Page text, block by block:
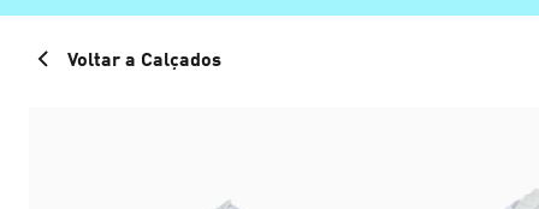
Voltar a Calçados